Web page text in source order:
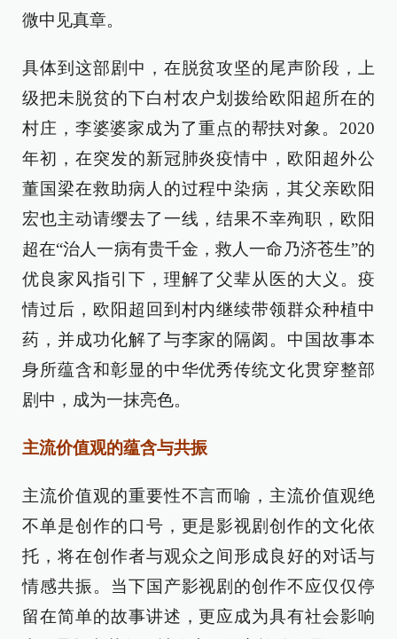
微中见真章。
具体到这部剧中，在脱贫攻坚的尾声阶段，上
级把未脱贫的下白村农户划拨给欧阳超所在的
村庄，李婆婆家成为了重点的帮扶对象。2020
年初，在突发的新冠肺炎疫情中，欧阳超外公
董国梁在救助病人的过程中染病，其父亲欧阳
宏也主动请缨去了一线，结果不幸殉职，欧阳
超在“治人一病有贵千金，救人一命乃济苍生”的
优良家风指引下，理解了父辈从医的大义。疫
情过后，欧阳超回到村内继续带领群众种植中
药，并成功化解了与李家的隔阂。中国故事本
身所蕴含和彰显的中华优秀传统文化贯穿整部
剧中，成为一抹亮色。
主流价值观的蕴含与共振
主流价值观的重要性不言而喻，主流价值观绝
不单是创作的口号，更是影视剧创作的文化依
托，将在创作者与观众之间形成良好的对话与
情感共振。当下国产影视剧的创作不应仅仅停
留在简单的故事讲述，更应成为具有社会影响